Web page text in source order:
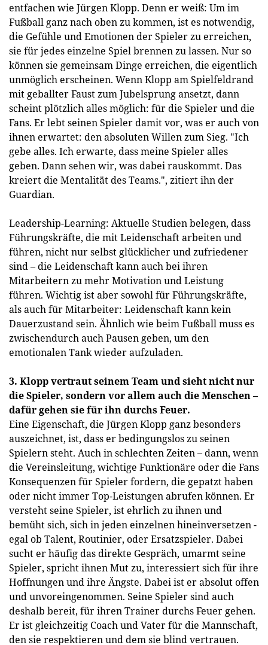
entfachen wie Jürgen Klopp. Denn er weiß: Um im
Fußball ganz nach oben zu kommen, ist es notwendig,
die Gefühle und Emotionen der Spieler zu erreichen,
sie für jedes einzelne Spiel brennen zu lassen. Nur so
können sie gemeinsam Dinge erreichen, die eigentlich
unmöglich erscheinen. Wenn Klopp am Spielfeldrand
mit geballter Faust zum Jubelsprung ansetzt, dann
scheint plötzlich alles möglich: für die Spieler und die
Fans. Er lebt seinen Spieler damit vor, was er auch von
ihnen erwartet: den absoluten Willen zum Sieg. "Ich
gebe alles. Ich erwarte, dass meine Spieler alles
geben. Dann sehen wir, was dabei rauskommt. Das
kreiert die Mentalität des Teams.", zitiert ihn der
Guardian.
Leadership-Learning: Aktuelle Studien belegen, dass
Führungskräfte, die mit Leidenschaft arbeiten und
führen, nicht nur selbst glücklicher und zufriedener
sind – die Leidenschaft kann auch bei ihren
Mitarbeitern zu mehr Motivation und Leistung
führen. Wichtig ist aber sowohl für Führungskräfte,
als auch für Mitarbeiter: Leidenschaft kann kein
Dauerzustand sein. Ähnlich wie beim Fußball muss es
zwischendurch auch Pausen geben, um den
emotionalen Tank wieder aufzuladen.
3. Klopp vertraut seinem Team und sieht nicht nur
die Spieler, sondern vor allem auch die Menschen –
dafür gehen sie für ihn durchs Feuer.
Eine Eigenschaft, die Jürgen Klopp ganz besonders
auszeichnet, ist, dass er bedingungslos zu seinen
Spielern steht. Auch in schlechten Zeiten – dann, wenn
die Vereinsleitung, wichtige Funktionäre oder die Fans
Konsequenzen für Spieler fordern, die gepatzt haben
oder nicht immer Top-Leistungen abrufen können. Er
versteht seine Spieler, ist ehrlich zu ihnen und
bemüht sich, sich in jeden einzelnen hineinversetzen -
egal ob Talent, Routinier, oder Ersatzspieler. Dabei
sucht er häufig das direkte Gespräch, umarmt seine
Spieler, spricht ihnen Mut zu, interessiert sich für ihre
Hoffnungen und ihre Ängste. Dabei ist er absolut offen
und unvoreingenommen. Seine Spieler sind auch
deshalb bereit, für ihren Trainer durchs Feuer gehen.
Er ist gleichzeitig Coach und Vater für die Mannschaft,
den sie respektieren und dem sie blind vertrauen.